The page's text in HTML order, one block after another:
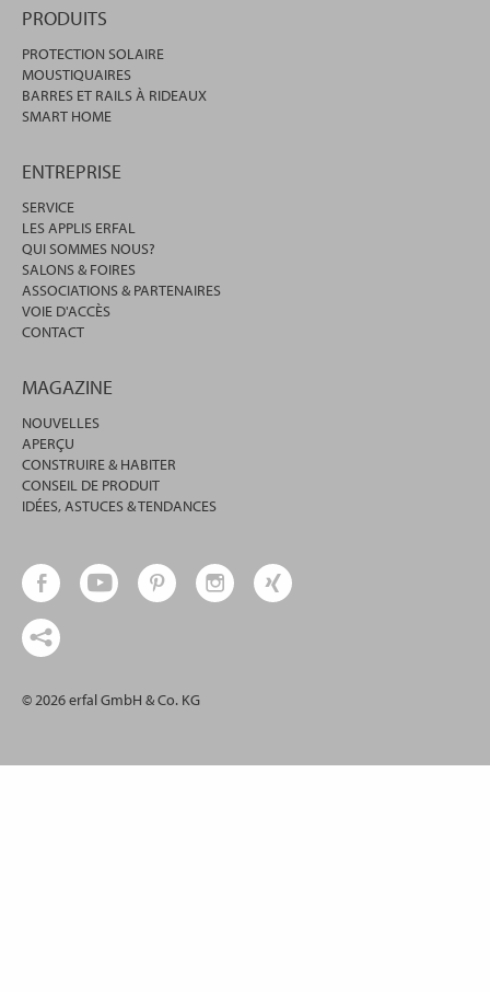
PRODUITS
PROTECTION SOLAIRE
MOUSTIQUAIRES
BARRES ET RAILS À RIDEAUX
SMART HOME
ENTREPRISE
SERVICE
LES APPLIS ERFAL
QUI SOMMES NOUS?
SALONS & FOIRES
ASSOCIATIONS & PARTENAIRES
VOIE D'ACCÈS
CONTACT
MAGAZINE
NOUVELLES
APERÇU
CONSTRUIRE & HABITER
CONSEIL DE PRODUIT
IDÉES, ASTUCES & TENDANCES
© 2026 erfal GmbH & Co. KG